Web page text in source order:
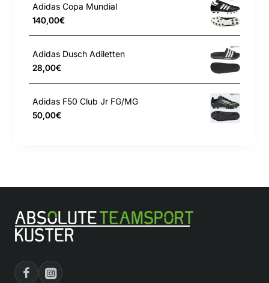
AEROREADY
Aufgesticktes Vereinslogo des FC Bayern
München
„Mia San Mia“-Schriftzug im Nackenbereich
Adidas Copa Mundial
140,00€
Adidas Dusch Adiletten
28,00€
Adidas F50 Club Jr FG/MG
50,00€